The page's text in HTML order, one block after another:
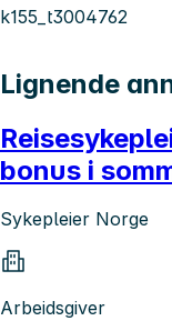
k155_t3004762
Lignende
bonus i
Sykepleier Norge
Arbeidsgiver